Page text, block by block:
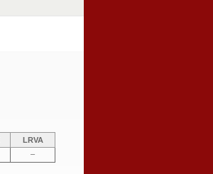
LRVA
–